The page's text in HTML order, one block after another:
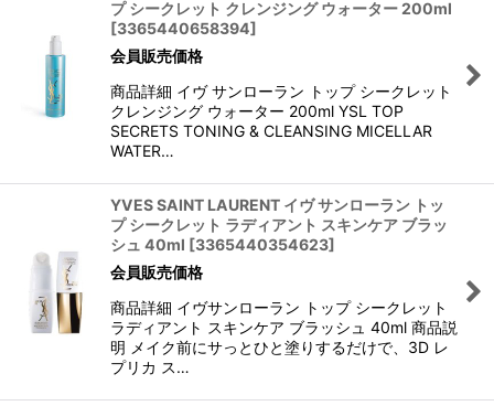
プ シークレット クレンジング ウォーター 200ml
[3365440658394]
会員販売価格
商品詳細 イヴ サンローラン トップ シークレット
クレンジング ウォーター 200ml YSL TOP
SECRETS TONING & CLEANSING MICELLAR
WATER…
YVES SAINT LAURENT イヴ サンローラン トッ
プ シークレット ラディアント スキンケア ブラッ
シュ 40ml [3365440354623]
会員販売価格
商品詳細 イヴサンローラン トップ シークレット
ラディアント スキンケア ブラッシュ 40ml 商品説
明 メイク前にサっとひと塗りするだけで、3D レ
プリカ ス…